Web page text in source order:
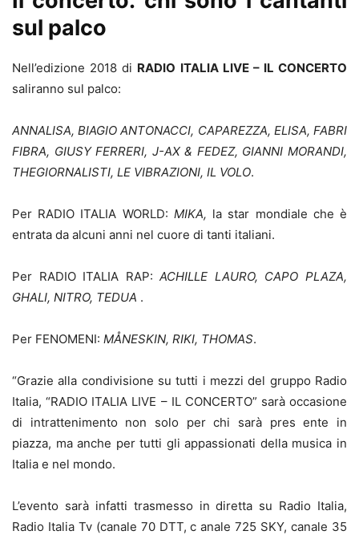
sul palco
Nell’edizione 2018 di RADIO ITALIA LIVE – IL CONCERTO
saliranno sul palco:
ANNALISA, BIAGIO ANTONACCI, CAPAREZZA, ELISA, FABRI
FIBRA, GIUSY FERRERI, J-AX & FEDEZ, GIANNI MORANDI,
THEGIORNALISTI, LE VIBRAZIONI, IL VOLO.
Per RADIO ITALIA WORLD: MIKA, la star mondiale che è
entrata da alcuni anni nel cuore di tanti italiani.
Per RADIO ITALIA RAP:ACHILLE LAURO, CAPO PLAZA,
GHALI, NITRO, TEDUA .
Per FENOMENI: MÅNESKIN, RIKI, THOMAS.
“Grazie alla condivisione su tutti i mezzi del gruppo Radio
Italia, “RADIO ITALIA LIVE – IL CONCERTO” sarà occasione
di intrattenimento non solo per chi sarà pres ente in
piazza, ma anche per tutti gli appassionati della musica in
Italia e nel mondo.
L’evento sarà infatti trasmesso in diretta su Radio Italia,
Radio Italia Tv (canale 70 DTT, c anale 725 SKY, canale 35